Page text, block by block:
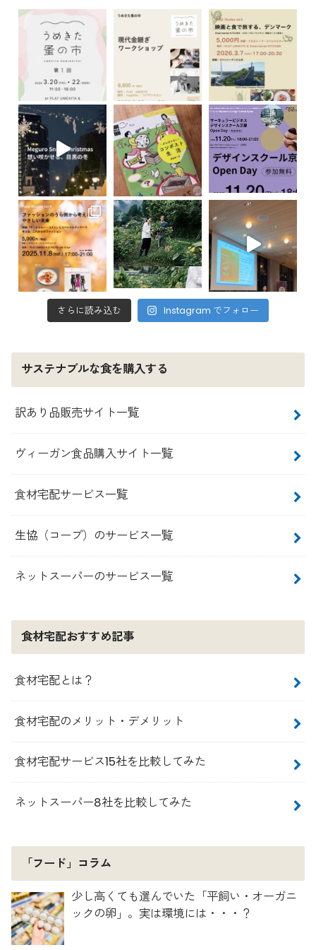
さらに読み込む Instagram でフォロー
サステナブルな食を購入する
訳あり品販売サイト一覧
ヴィーガン食品購入サイト一覧
食材宅配サービス一覧
生協（コープ）のサービス一覧
ネットスーパーのサービス一覧
食材宅配おすすめ記事
食材宅配とは？
食材宅配のメリット・デメリット
食材宅配サービス15社を比較してみた
ネットスーパー8社を比較してみた
「フード」コラム
少し高くても選んでいた「平飼い・オーガニ
ックの卵」。実は環境には・・・？